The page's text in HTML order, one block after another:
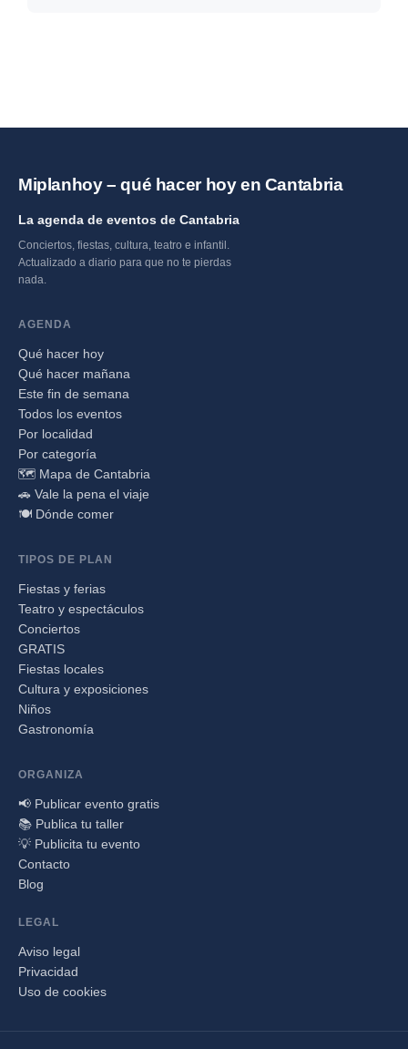
Miplanhoy – qué hacer hoy en Cantabria
La agenda de eventos de Cantabria
Conciertos, fiestas, cultura, teatro e infantil.
Actualizado a diario para que no te pierdas
nada.
AGENDA
Qué hacer hoy
Qué hacer mañana
Este fin de semana
Todos los eventos
Por localidad
Por categoría
🗺️ Mapa de Cantabria
🚗 Vale la pena el viaje
🍽️ Dónde comer
TIPOS DE PLAN
Fiestas y ferias
Teatro y espectáculos
Conciertos
GRATIS
Fiestas locales
Cultura y exposiciones
Niños
Gastronomía
ORGANIZA
📢 Publicar evento gratis
📚 Publica tu taller
💡 Publicita tu evento
Contacto
Blog
LEGAL
Aviso legal
Privacidad
Uso de cookies